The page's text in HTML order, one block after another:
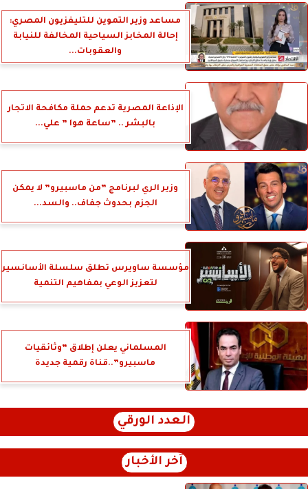
مساعد وزير التموين للتليفزيون المصري:
إحالة المخابز السياحية المخالفة للنيابة
والعقوبات...
الإذاعة المصرية تدعم حملة مكافحة الاتجار
بالبشر .. ”ساعة هوا ” علي...
وزير الري لبرنامج ”من ماسبيرو” لا يمكن
الجزم بحدوث جفاف.. والسد...
مؤسسة ساويرس تطلق سلسلة الأسانسير
لتعزيز الوعي بمفاهيم التنمية
المسلماني يعلن إطلاق ”وثائقيات
ماسبيرو”..قناة رقمية جديدة
العدد الورقي
آخر الأخبار